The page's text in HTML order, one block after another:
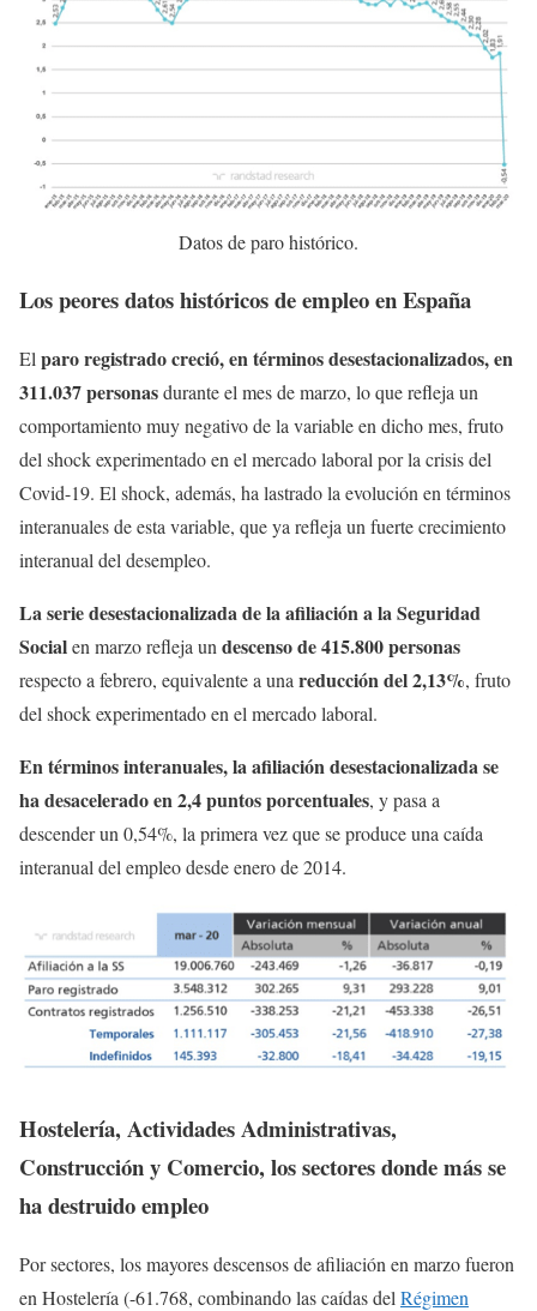
Datos de paro histórico.
Los peores datos históricos de empleo en España
El paro registrado creció, en términos desestacionalizados, en
311.037 personasdurante el mes de marzo, lo que refleja un
comportamiento muy negativo de la variable en dicho mes, fruto
del shock experimentado en el mercado laboral por la crisis del
Covid-19. El shock, además, ha lastrado la evolución en términos
interanuales de esta variable, que ya refleja un fuerte crecimiento
interanual del desempleo.
La serie desestacionalizadade la afiliación a la Seguridad
Socialen marzo refleja un descenso de 415.800 personas
respecto a febrero, equivalente a una reducción del 2,13%, fruto
del shock experimentado en el mercado laboral.
En términos interanuales, la afiliación desestacionalizada se
ha desacelerado en 2,4 puntos porcentuales, y pasa a
descender un 0,54%, la primera vez que se produce una caída
interanual del empleo desde enero de 2014.
Hostelería, Actividades Administrativas,
Construcción y Comercio, los sectores donde más se
ha destruido empleo
Por sectores, los mayores descensos de afiliación en marzo fueron
en Hostelería (-61.768, combinando las caídas del Régimen